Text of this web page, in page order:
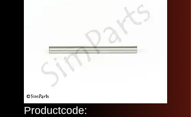
Productcode: